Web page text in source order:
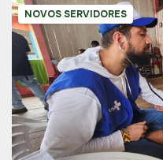
NOVOS SERVIDORES